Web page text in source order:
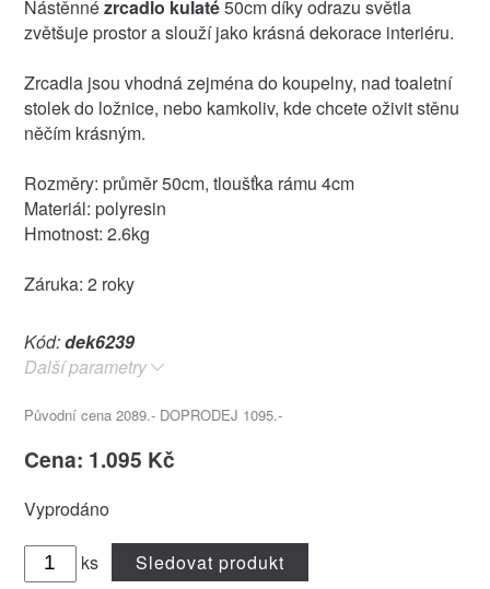
Nástěnnézrcadlo kulaté50cm díky odrazu světla
zvětšuje prostor a slouží jako krásná dekorace interiéru.
Zrcadla jsou vhodná zejména do koupelny, nad toaletní
stolek do ložnice, nebo kamkoliv, kde chcete oživit stěnu
něčím krásným.
Rozměry: průměr 50cm, tloušťka rámu 4cm
Materiál: polyresin
Hmotnost: 2.6kg
Záruka: 2 roky
Kód:dek6239
Další parametry
Původní cena 2089.- DOPRODEJ 1095.-
Cena: 1.095 Kč
Vyprodáno
ks Sledovat produkt